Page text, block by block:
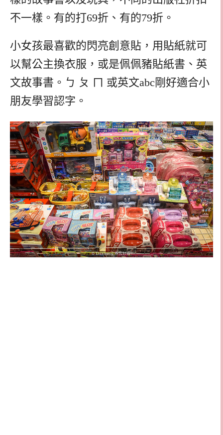
不一樣。有的打69折、有的79折。
小女孩最喜歡的閃亮創意貼，用貼紙就可
以幫公主換衣服，或是佩佩豬貼紙書、英
文故事書。ㄅ ㄆ ㄇ 或英文abc剛好適合小
朋友學習認字。